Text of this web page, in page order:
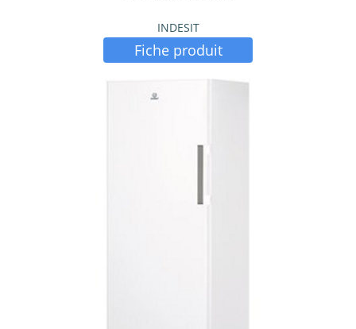
INDESIT
Fiche produit